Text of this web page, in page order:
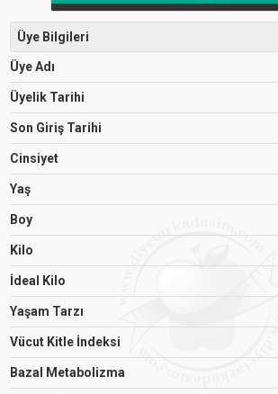
Üye Bilgileri
Üye Adı
Üyelik Tarihi
Son Giriş Tarihi
Cinsiyet
Yaş
Boy
Kilo
İdeal Kilo
Yaşam Tarzı
Vücut Kitle İndeksi
Bazal Metabolizma